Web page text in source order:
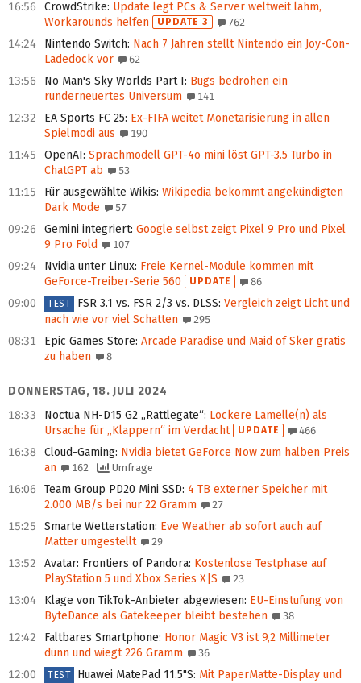
16:56 CrowdStrike: Update legt PCs & Server weltweit lahm,
Workarounds helfen
UPDATE 3 762
14:24 Nintendo Switch: Nach 7 Jahren stellt Nintendo ein Joy-Con-
Ladedock vor
62
13:56 No Man's Sky Worlds Part I: Bugs bedrohen ein
runderneuertes Universum
141
12:32 EA Sports FC 25: Ex-FIFA weitet Mo­ne­ta­ri­sie­rung in allen
Spielmodi aus
190
11:45 OpenAI: Sprachmodell GPT-4o mini löst GPT-3.5 Turbo in
ChatGPT ab
53
11:15 Für ausgewählte Wikis: Wikipedia bekommt angekündigten
Dark Mode
57
09:26 Gemini integriert: Google selbst zeigt Pixel 9 Pro und Pixel
9 Pro Fold
107
09:24 Nvidia unter Linux: Freie Kernel-Module kommen mit
GeForce-Treiber-Serie 560
UPDATE 86
09:00 TEST FSR 3.1 vs. FSR 2/3 vs. DLSS: Vergleich zeigt Licht und
nach wie vor viel Schatten
295
08:31 Epic Games Store: Arcade Paradise und Maid of Sker gratis
zu haben
8
DONNERSTAG, 18. JULI 2024
18:33
Noctua NH-D15 G2 „Rattlegate“: Lockere Lamelle(n) als
Ursache für „Klappern“ im Verdacht
UPDATE 466
16:38 Cloud-Gaming: Nvidia bietet GeForce Now zum halben Preis
an
162 Umfrage
16:06 Team Group PD20 Mini SSD: 4 TB externer Speicher mit
2.000 MB/s bei nur 22 Gramm
27
15:25 Smarte Wetterstation: Eve Weather ab sofort auch auf
Matter umgestellt
29
13:52 Avatar: Frontiers of Pandora: Kostenlose Testphase auf
PlayStation 5 und Xbox Series X|S
23
13:04 Klage von TikTok-Anbieter abgewiesen: EU-Einstufung von
ByteDance als Gatekeeper bleibt bestehen
38
12:42 Faltbares Smartphone: Honor Magic V3 ist 9,2 Millimeter
dünn und wiegt 226 Gramm
36
12:00 TEST Huawei MatePad 11.5"S: Mit PaperMatte-Display und